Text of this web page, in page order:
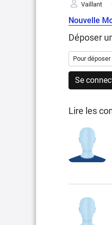
Vaillant
Nouvelle
Déposer
Pour
Se
Lire les